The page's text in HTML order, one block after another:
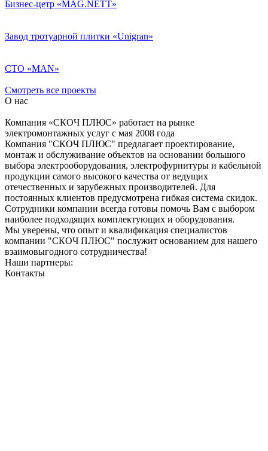
Бизнес-цетр «MAG.NETT»
Завод тротуарной плитки «Unigran»
СТО «MAN»
Смотреть все проекты
О нас
Компания «СКОЧ ПЛЮС» работает на рынке
электромонтажных услуг с мая 2008 года
Компания "СКОЧ ПЛЮС" предлагает проектирование,
монтаж и обслуживание объектов на основании большого
выбора электрооборудования, электрофурнитуры и кабельной
продукции самого высокого качества от ведущих
отечественных и зарубежных производителей. Для
постоянных клиентов предусмотрена гибкая система скидок.
Сотрудники компании всегда готовы помочь Вам с выбором
наиболее подходящих комплектующих и оборудования.
Мы уверены, что опыт и квалификация специалистов
компании "СКОЧ ПЛЮС" послужит основанием для нашего
взаимовыгодного сотрудничества!
Наши партнеры:
Контакты